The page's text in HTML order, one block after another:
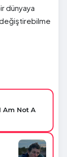
dünyaya
değiştirebilme
Am Not A